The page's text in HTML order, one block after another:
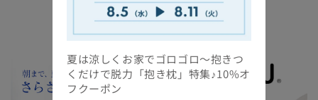
夏は涼しくお家でゴロゴロ～抱きつ
くだけで脱力「抱き枕」特集♪10%オ
フクーポン
季節の寝具